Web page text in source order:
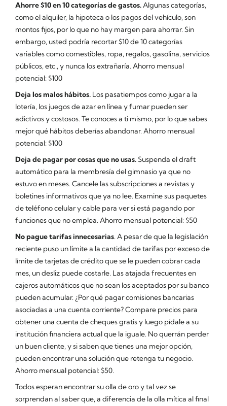
Ahorre $10 en 10 categorías de gastos.Algunas categorías,
como el alquiler, la hipoteca o los pagos del vehículo, son
montos fijos, por lo que no hay margen para ahorrar. Sin
embargo, usted podría recortar $10 de 10 categorías
variables como comestibles, ropa, regalos, gasolina, servicios
públicos, etc., y nunca los extrañaría. Ahorro mensual
potencial: $100
Deja los malos hábitos. Los pasatiempos como jugar a la
lotería, los juegos de azar en línea y fumar pueden ser
adictivos y costosos. Te conoces a ti mismo, por lo que sabes
mejor qué hábitos deberías abandonar. Ahorro mensual
potencial: $100
Deja de pagar por cosas que no usas.Suspenda el draft
automático para la membresía del gimnasio ya que no
estuvo en meses. Cancele las subscripciones a revistas y
boletines informativos que ya no lee. Examine sus paquetes
de teléfono celular y cable para ver si está pagando por
funciones que no emplea. Ahorro mensual potencial: $50
No pague tarifas innecesarias. A pesar de que la legislación
reciente puso un límite a la cantidad de tarifas por exceso de
límite de tarjetas de crédito que se le pueden cobrar cada
mes, un desliz puede costarle. Las atajada frecuentes en
cajeros automáticos que no sean los aceptados por su banco
pueden acumular. ¿Por qué pagar comisiones bancarias
asociadas a una cuenta corriente? Compare precios para
obtener una cuenta de cheques gratis y luego pídale a su
institución financiera actual que la iguale. No querrán perder
un buen cliente, y si saben que tienes una mejor opción,
pueden encontrar una solución que retenga tu negocio.
Ahorro mensual potencial: $50.
Todos esperan encontrar su olla de oro y tal vez se
sorprendan al saber que, a diferencia de la olla mítica al final